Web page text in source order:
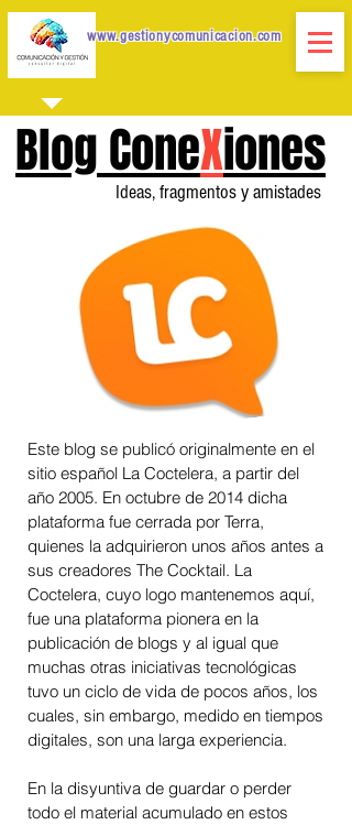
www.gestionycomunicacion.com
Blog ConeXiones
Ideas, fragmentos y amistades
Este blog se publicó originalmente en el
sitio español La Coctelera, a partir del
año 2005. En octubre de 2014 dicha
plataforma fue cerrada por Terra,
quienes la adquirieron unos años antes a
sus creadores The Cocktail. La
Coctelera, cuyo logo mantenemos aquí,
fue una plataforma pionera en la
publicación de blogs y al igual que
muchas otras iniciativas tecnológicas
tuvo un ciclo de vida de pocos años, los
cuales, sin embargo, medido en tiempos
digitales, son una larga experiencia.
En la disyuntiva de guardar o perder
todo el material acumulado en estos